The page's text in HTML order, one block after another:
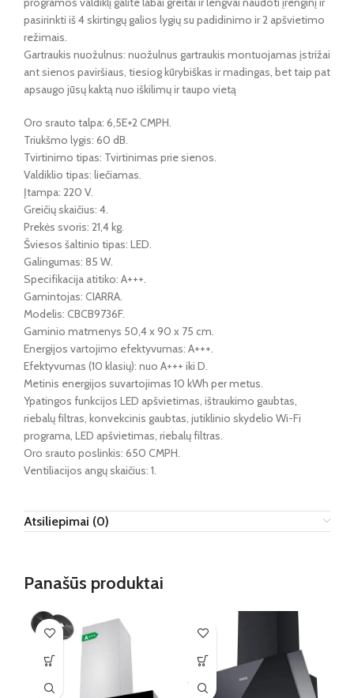
pasirinkti iš 4 skirtingų galios lygių su padidinimo ir 2 apšvietimo
režimais.
Gartraukis nuožulnus: nuožulnus gartraukis montuojamas įstrižai
ant sienos paviršiaus, tiesiog kūrybiškas ir madingas, bet taip pat
apsaugo jūsų kaktą nuo iškilimų ir taupo vietą
Oro srauto talpa: ‎6,5E+2 CMPH.
Triukšmo lygis: 60 dB.
Tvirtinimo tipas: Tvirtinimas prie sienos.
Valdiklio tipas: liečiamas.
Įtampa: 220 V.
Greičių skaičius: ‎4.
Prekės svoris: ‎21,4 kg.
Šviesos šaltinio tipas: LED.
Galingumas: 85 W.
Specifikacija atitiko: A+++.
Gamintojas: ‎CIARRA.
Modelis: CBCB9736F.
Gaminio matmenys ‎50,4 x 90 x 75 cm.
Energijos vartojimo efektyvumas: ‎A+++.
Efektyvumas (10 klasių): nuo A+++ iki D.
Metinis energijos suvartojimas 10 kWh per metus.
Ypatingos funkcijos LED apšvietimas, ištraukimo gaubtas,
riebalų filtras, konvekcinis gaubtas, jutiklinio skydelio Wi-Fi
programa, LED apšvietimas, riebalų filtras.
Oro srauto poslinkis: ‎650 CMPH.
Ventiliacijos angų skaičius: ‎1.
Atsiliepimai (0)
Panašūs produktai